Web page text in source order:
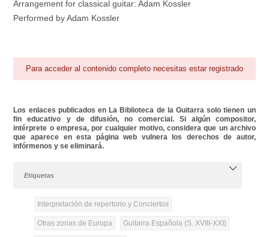
Arrangement for classical guitar: Adam Kossler
Performed by Adam Kossler
Para acceder al contenido completo necesitas estar registrado
Los enlaces publicados en La Biblioteca de la Guitarra solo tienen un
fin educativo y de difusión, no comercial. Si algún compositor,
intérprete o empresa, por cualquier motivo, considera que un archivo
que aparece en esta página web vulnera los derechos de autor,
infórmenos y se eliminará.
Etiquetas
Interpretación de repertorio y Conciertos
Otras zonas de Europa Guitarra Española (S. XVIII-XXI)